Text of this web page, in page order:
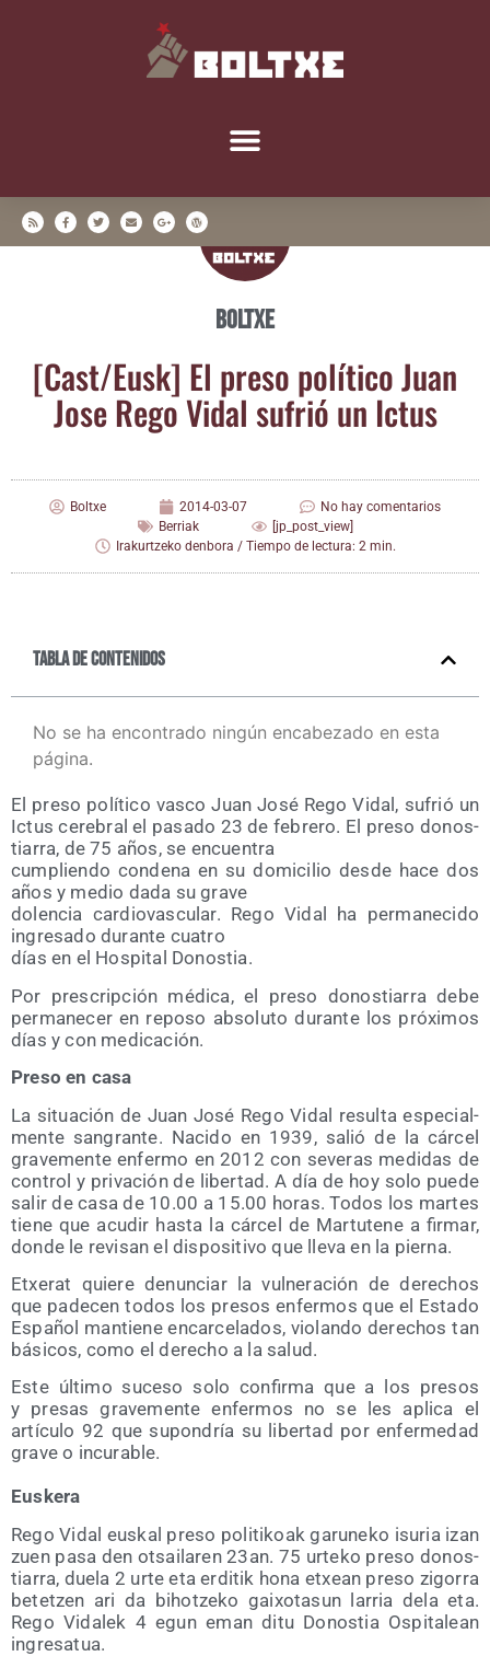
Boltxe
[Cast/​Eusk] El pre­so polí­ti­co Juan
Jose Rego Vidal sufrió un Ictus
Boltxe 2014-03-07
No hay comentarios
Berriak
[jp_post_view]
Irakurtzeko denbora / Tiempo de lectura: 2 min.
Tabla de contenidos
No se ha encontrado ningún encabezado en esta
página.
El pre­so polí­ti­co vas­co Juan José Rego Vidal, sufrió un
Ictus cere­bral el pasa­do 23 de febre­ro. El pre­so donos­
tia­rra, de 75 años, se encuentra
cum­plien­do con­de­na en su domi­ci­lio des­de hace dos
años y medio dada su grave
dolen­cia car­dio­vas­cu­lar. Rego Vidal ha per­ma­ne­ci­do
ingre­sa­do duran­te cuatro
días en el Hos­pi­tal Donostia.
Por pres­crip­ción médi­ca, el pre­so donos­tia­rra debe
per­ma­ne­cer en repo­so abso­lu­to duran­te los pró­xi­mos
días y con medicación.
Pre­so en casa
La situa­ción de Juan José Rego Vidal resul­ta espe­cial­
men­te san­gran­te. Naci­do en 1939, salió de la cár­cel
gra­ve­men­te enfer­mo en 2012 con seve­ras medi­das de
con­trol y pri­va­ción de liber­tad. A día de hoy solo pue­de
salir de casa de 10.00 a 15.00 horas. Todos los mar­tes
tie­ne que acu­dir has­ta la cár­cel de Mar­tu­te­ne a fir­mar,
don­de le revi­san el dis­po­si­ti­vo que lle­va en la pierna.
Etxe­rat quie­re denun­ciar la vul­ne­ra­ción de dere­chos
que pade­cen todos los pre­sos enfer­mos que el Esta­do
Espa­ñol man­tie­ne encar­ce­la­dos, vio­lan­do dere­chos tan
bási­cos, como el dere­cho a la salud.
Este últi­mo suce­so solo con­fir­ma que a los pre­sos
y pre­sas gra­ve­men­te enfer­mos no se les apli­ca el
artícu­lo 92 que supon­dría su liber­tad por enfer­me­dad
gra­ve o incurable.
Eus­ke­ra
Rego Vidal eus­kal pre­so poli­ti­koak garu­ne­ko isu­ria izan
zuen pasa den otsai­la­ren 23an. 75 urte­ko pre­so donos­
tia­rra, due­la 2 urte eta erdi­tik hona etxean pre­so zigo­rra
betetzen ari da bihotze­ko gai­xo­ta­sun larria dela eta.
Rego Vida­lek 4 egun eman ditu Donos­tia Ospi­ta­lean
ingresatua.